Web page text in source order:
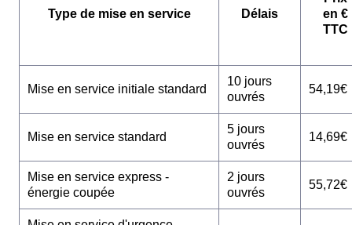
Type de mise en service Délais
en €
TTC
Mise en service initiale standard
10 jours
ouvrés
54,19€
Mise en service standard
5 jours
ouvrés
14,69€
Mise en service express -
énergie coupée
2 jours
ouvrés
55,72€